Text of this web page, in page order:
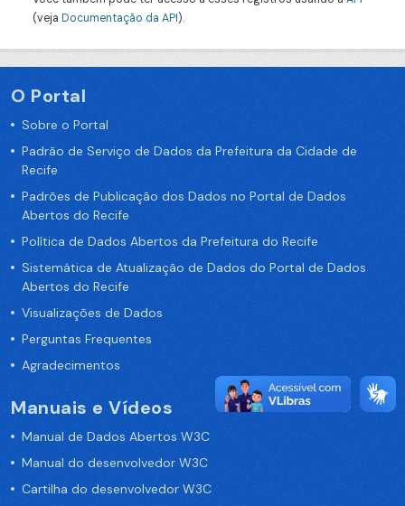
(veja Documentação da API).
O Portal
Sobre o Portal
Padrão de Serviço de Dados da Prefeitura da Cidade de
Recife
Padrões de Publicação dos Dados no Portal de Dados
Abertos do Recife
Política de Dados Abertos da Prefeitura do Recife
Sistemática de Atualização de Dados do Portal de Dados
Abertos do Recife
Visualizações de Dados
Perguntas Frequentes
Agradecimentos
Manuais e Vídeos
Manual de Dados Abertos W3C
Manual do desenvolvedor W3C
Cartilha do desenvolvedor W3C